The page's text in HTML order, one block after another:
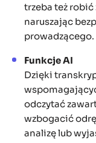
trzeba też
naruszając
prowadzącego.
Funkcje AI
Dzięki
odczytać
wzbogacić
analizę lub